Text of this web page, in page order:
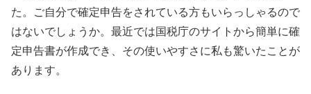
た。ご自分で確定申告をされている方もいらっしゃるので
はないでしょうか。最近では国税庁のサイトから簡単に確
定申告書が作成でき、その使いやすさに私も驚いたことが
あります。